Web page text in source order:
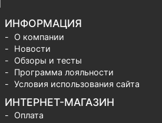
ИНФОРМАЦИЯ
О компании
Новости
Обзоры и тесты
Программа лояльности
Условия использования сайта
ИНТЕРНЕТ-МАГАЗИН
Оплата